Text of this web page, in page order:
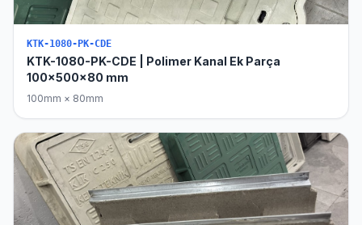
KTK-1080-PK-CDE
KTK-1080-PK-CDE | Polimer Kanal Ek Parça
100x500x80 mm
100mm × 80mm